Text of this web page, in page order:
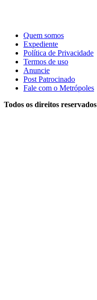
Quem somos
Expediente
Política de Privacidade
Termos de uso
Anuncie
Post Patrocinado
Fale com o Metrópoles
Todos os direitos reservados